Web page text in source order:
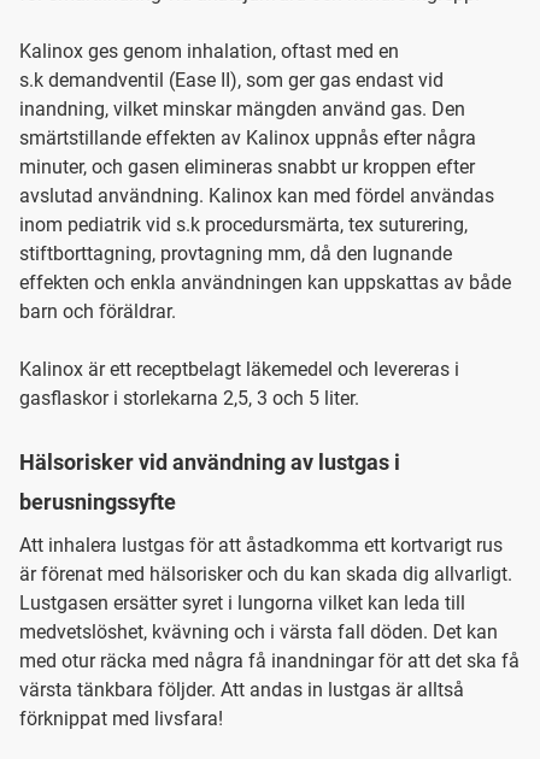
Kalinox ges genom inhalation, oftast med en
s.k demandventil (Ease II), som ger gas endast vid
inandning, vilket minskar mängden använd gas. Den
smärtstillande effekten av Kalinox uppnås efter några
minuter, och gasen elimineras snabbt ur kroppen efter
avslutad användning. Kalinox kan med fördel användas
inom pediatrik vid s.k procedursmärta, tex suturering,
stiftborttagning, provtagning mm, då den lugnande
effekten och enkla användningen kan uppskattas av både
barn och föräldrar.
Kalinox är ett receptbelagt läkemedel och levereras i
gasflaskor i storlekarna 2,5, 3 och 5 liter.
Hälsorisker vid användning av lustgas i
berusningssyfte
Att inhalera lustgas för att åstadkomma ett kortvarigt rus
är förenat med hälsorisker och du kan skada dig allvarligt.
Lustgasen ersätter syret i lungorna vilket kan leda till
medvetslöshet, kvävning och i värsta fall döden. Det kan
med otur räcka med några få inandningar för att det ska få
värsta tänkbara följder. Att andas in lustgas är alltså
förknippat med livsfara!